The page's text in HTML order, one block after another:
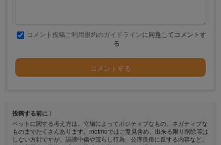
コメント投稿ご利用規約のガイドラインに同意してコメントす
る
コメントする
投稿する前に！
ペットに関する考え方は、立場によってポジティブなもの、ネガティブな
ものまでたくさんあります。mofmoではご意見含め、出来る限り削除等は
しない方針ですが、誹謗中傷や荒らし行為、公序良俗に反する内容など、